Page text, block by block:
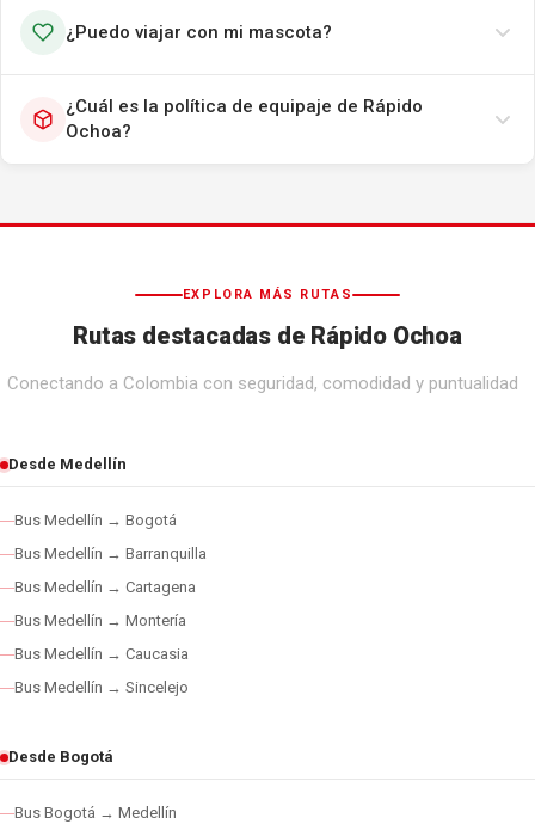
¿Puedo viajar con mi mascota?
¿Cuál es la política de equipaje de Rápido
Ochoa?
EXPLORA MÁS RUTAS
Rutas destacadas de Rápido Ochoa
Conectando a Colombia con seguridad, comodidad y puntualidad
Desde Medellín
Bus Medellín → Bogotá
Bus Medellín → Barranquilla
Bus Medellín → Cartagena
Bus Medellín → Montería
Bus Medellín → Caucasia
Bus Medellín → Sincelejo
Desde Bogotá
Bus Bogotá → Medellín